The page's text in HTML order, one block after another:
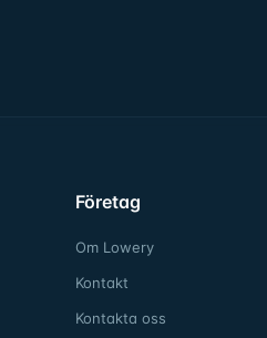
Företag
Om Lowery
Kontakt
Kontakta oss